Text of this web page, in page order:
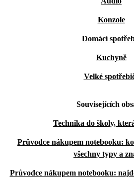
Konzole
Domácí
Kuchyně
Velké
Souvisejících
Technika do školy,
Průvodce nákupem notebooku:
všechny typy a
Průvodce nákupem notebooku: